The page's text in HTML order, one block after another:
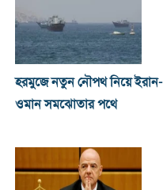
হরমুজে নতুন নৌপথ নিয়ে ইরান-
ওমান সমঝোতার পথে